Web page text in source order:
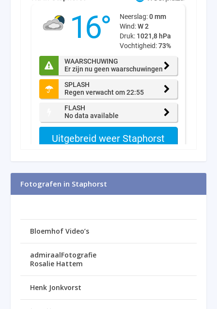
Fotografen in Staphorst
Bloemhof Video’s
admiraalFotografie
Rosalie Hattem
Henk Jonkvorst